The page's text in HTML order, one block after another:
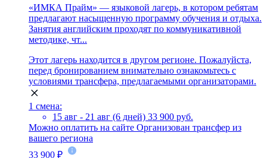
«ИМКА Прайм» — языковой лагерь, в котором ребятам
предлагают насыщенную программу обучения и отдыха.
Занятия английским проходят по коммуникативной
методике, чт...
Этот лагерь находится в другом регионе. Пожалуйста,
перед бронированием внимательно ознакомьтесь с
условиями трансфера, предлагаемыми организаторами.
1 смена:
15 авг - 21 авг (6 дней) 33 900 руб.
Можно оплатить на сайте Организован трансфер из
вашего региона
33 900 ₽